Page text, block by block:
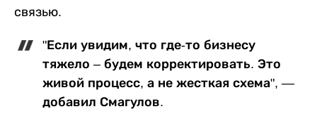
связью.
"Если увидим, что где-то бизнесу
тяжело – будем корректировать. Это
живой процесс, а не жесткая схема", —
добавил Смагулов.